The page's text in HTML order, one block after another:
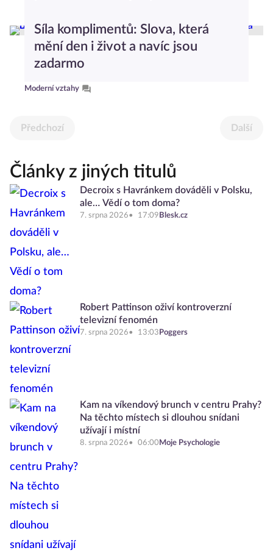
Síla komplimentů: Slova, která
mění den i život a navíc jsou
zadarmo
Moderní vztahy
Předchozí Další
Články z jiných titulů
Decroix s Havránkem dováděli v Polsku,
ale… Vědí o tom doma?
7. srpna 2026 17:09 Blesk.cz
Robert Pattinson oživí kontroverzní
televizní fenomén
7. srpna 2026 13:03 Poggers
Kam na víkendový brunch v centru Prahy?
Na těchto místech si dlouhou snídani
užívají i místní
8. srpna 2026 06:00 Moje Psychologie